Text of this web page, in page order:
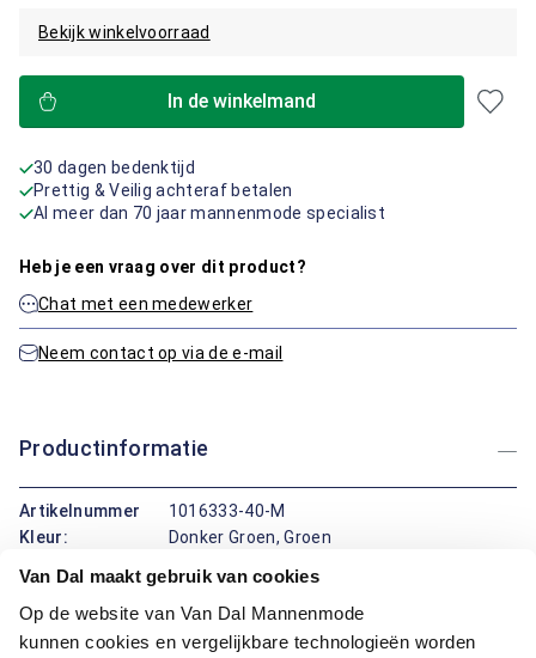
Van Dal maakt gebruik van cookies
Op de website van Van Dal Mannenmode
kunnen cookies en vergelijkbare technologieën worden
Bekijk winkelvoorraad
In de winkelmand
30 dagen bedenktijd
Prettig & Veilig achteraf betalen
Al meer dan 70 jaar mannenmode specialist
Heb je een vraag over dit product?
Chat met een medewerker
Neem contact op via de e-mail
Productinformatie
Artikelnummer
1016333-40-M
Kleur:
Donker Groen, Groen
Motief:
Natuur elementen motief